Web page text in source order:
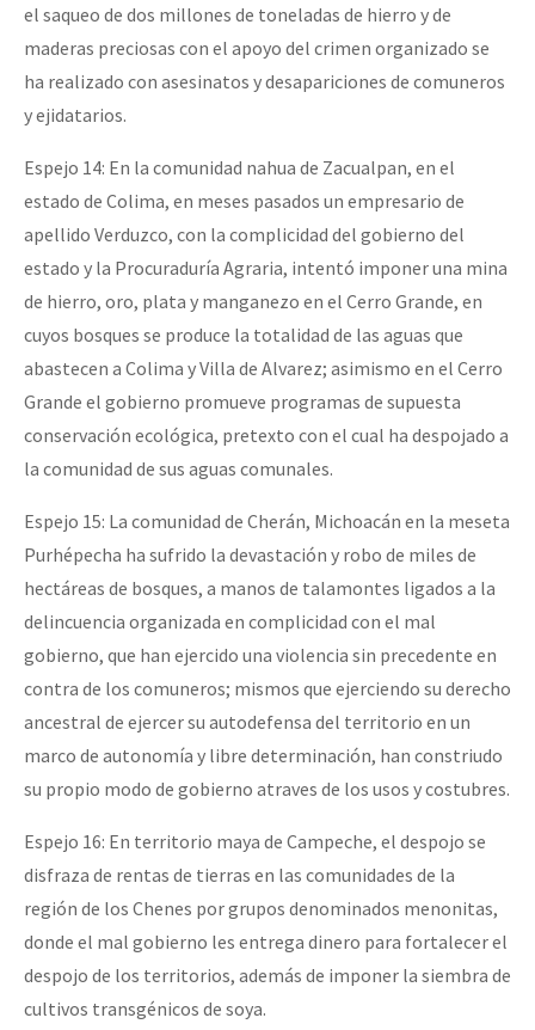
el saqueo de dos millones de toneladas de hierro y de
maderas preciosas con el apoyo del crimen organizado se
ha realizado con asesinatos y desapariciones de comuneros
y ejidatarios.
Espejo 14: En la comunidad nahua de Zacualpan, en el
estado de Colima, en meses pasados un empresario de
apellido Verduzco, con la complicidad del gobierno del
estado y la Procuraduría Agraria, intentó imponer una mina
de hierro, oro, plata y manganezo en el Cerro Grande, en
cuyos bosques se produce la totalidad de las aguas que
abastecen a Colima y Villa de Alvarez; asimismo en el Cerro
Grande el gobierno promueve programas de supuesta
conservación ecológica, pretexto con el cual ha despojado a
la comunidad de sus aguas comunales.
Espejo 15: La comunidad de Cherán, Michoacán en la meseta
Purhépecha ha sufrido la devastación y robo de miles de
hectáreas de bosques, a manos de talamontes ligados a la
delincuencia organizada en complicidad con el mal
gobierno, que han ejercido una violencia sin precedente en
contra de los comuneros; mismos que ejerciendo su derecho
ancestral de ejercer su autodefensa del territorio en un
marco de autonomía y libre determinación, han constriudo
su propio modo de gobierno atraves de los usos y costubres.
Espejo 16: En territorio maya de Campeche, el despojo se
disfraza de rentas de tierras en las comunidades de la
región de los Chenes por grupos denominados menonitas,
donde el mal gobierno les entrega dinero para fortalecer el
despojo de los territorios, además de imponer la siembra de
cultivos transgénicos de soya.